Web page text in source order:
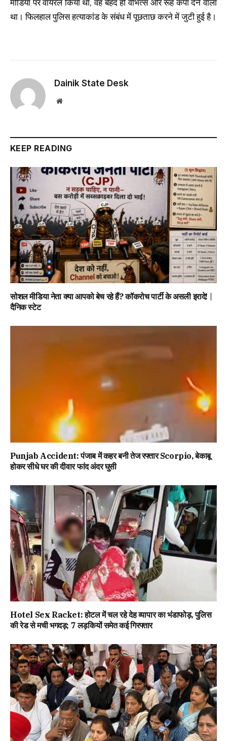
मीडिया पर वायरल किया था, वह बेहद ही वीभत्स और रूह कंपा देने वाला
था। फिलहाल पुलिस हत्याकांड के संबंध में पूछताछ करने में जुटी हुई है।
Dainik State Desk
Website
KEEP READING
सोशल मीडिया नेता क्या आपको बेच रहे हैं? कॉकरोच पार्टी के असली इरादे! |
दैनिक स्टेट
Punjab Accident: पंजाब में कहर बनी तेज रफ्तार Scorpio, बेकाबू
होकर सीधे घर की दीवार फांद अंदर घुसी
Hotel Sex Racket: होटल में चल रहे देह व्यापार का भंडाफोड़, पुलिस
की रेड से मची भगदड़; 7 लड़कियों समेत कई गिरफ्तार